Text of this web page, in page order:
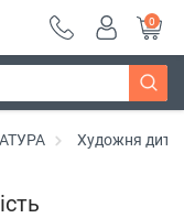
0
Художня